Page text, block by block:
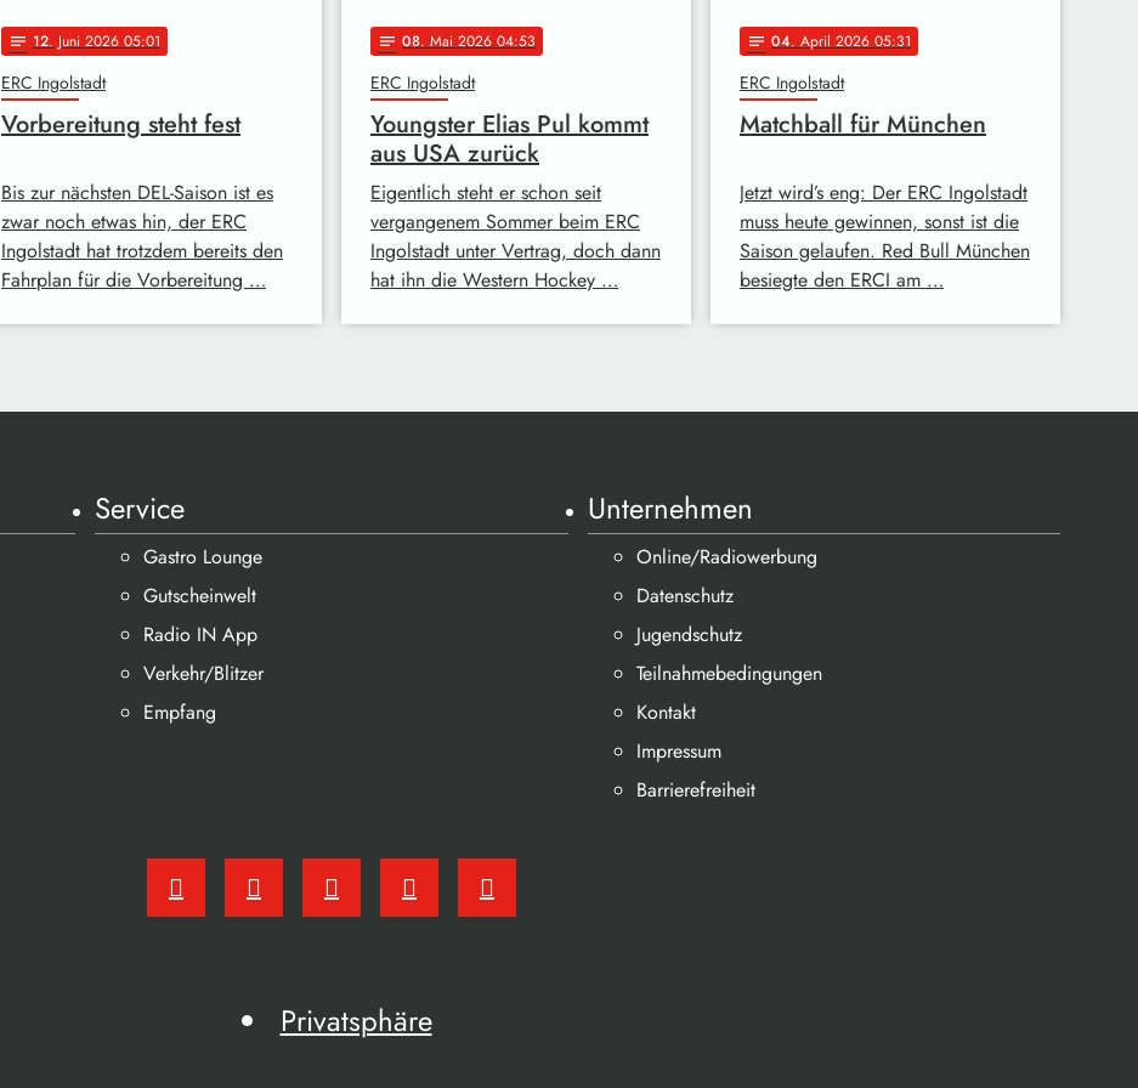
notes 12. Juni 2026 05:01
ERC Ingolstadt
Vorbereitung steht fest
Bis zur nächsten DEL-Saison ist es
zwar noch etwas hin, der ERC
Ingolstadt hat trotzdem bereits den
Fahrplan für die Vorbereitung …
notes 08. Mai 2026 04:53
ERC Ingolstadt
Youngster Elias Pul kommt
aus USA zurück
Eigentlich steht er schon seit
vergangenem Sommer beim ERC
Ingolstadt unter Vertrag, doch dann
hat ihn die Western Hockey …
notes 04. April 2026 05:31
ERC Ingolstadt
Matchball für München
Jetzt wird’s eng: Der ERC Ingolstadt
muss heute gewinnen, sonst ist die
Saison gelaufen. Red Bull München
besiegte den ERCI am …
Service
Gastro Lounge
Gutscheinwelt
Radio IN App
Verkehr/Blitzer
Empfang
Unternehmen
Online/Radiowerbung
Datenschutz
Jugendschutz
Teilnahmebedingungen
Kontakt
Impressum
Barrierefreiheit
Privatsphäre